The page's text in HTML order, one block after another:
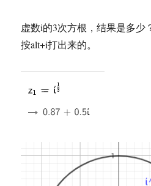
虚数i的3次方根，结果是多少
按alt+i打出来的。